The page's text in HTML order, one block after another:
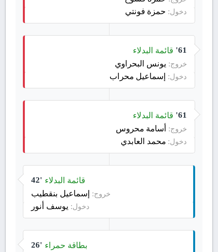
دخول: حمزة فونتي
61' قائمة البدلاء
خروج: يونس البحراوي
دخول: إسماعيل محراب
61' قائمة البدلاء
خروج: أسامة محروس
دخول: محمد العابدي
42' قائمة البدلاء
خروج: إسماعيل بنقطيب
دخول: يوسف أنور
26' بطاقة حمراء